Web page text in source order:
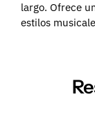
largo. Ofrece
estilos